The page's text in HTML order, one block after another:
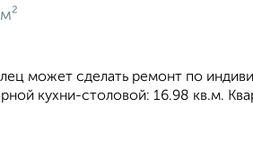
может сделать ремонт по
кухни-столовой: 16.98 кв.м.